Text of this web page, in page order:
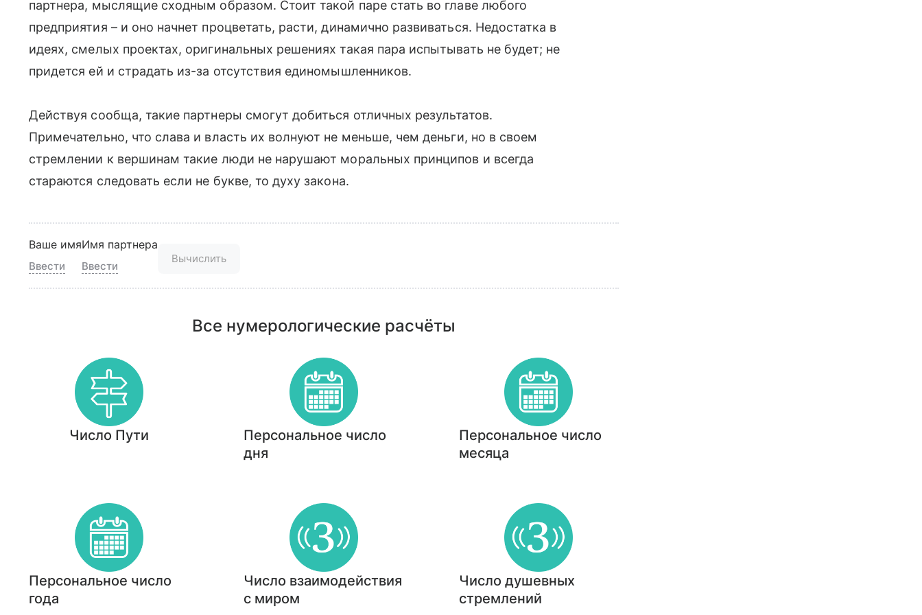
партнера, мыслящие сходным образом. Стоит такой паре стать во главе любого
предприятия – и оно начнет процветать, расти, динамично развиваться. Недостатка в
идеях, смелых проектах, оригинальных решениях такая пара испытывать не будет; не
придется ей и страдать из-за отсутствия единомышленников.
Действуя сообща, такие партнеры смогут добиться отличных результатов.
Примечательно, что слава и власть их волнуют не меньше, чем деньги, но в своем
стремлении к вершинам такие люди не нарушают моральных принципов и всегда
стараются следовать если не букве, то духу закона.
Ваше имя
Ввести
Имя партнера
Ввести
Вычислить
Все нумерологические расчёты
Число Пути
Персональное число
дня
Персональное число
месяца
Персональное число
года
Число взаимодействия
с миром
Число душевных
стремлений